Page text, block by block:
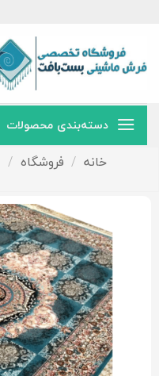
content
دسته‌بندی محصولات
خانه / فروشگاه /